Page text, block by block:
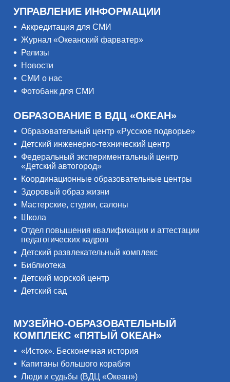
УПРАВЛЕНИЕ ИНФОРМАЦИИ
Аккредитация для СМИ
Журнал «Океанский фарватер»
Релизы
Новости
СМИ о нас
Фотобанк для СМИ
ОБРАЗОВАНИЕ В ВДЦ «ОКЕАН»
Образовательный центр «Русское подворье»
Детский инженерно-технический центр
Федеральный экспериментальный центр
«Детский автогород»
Координационные образовательные центры
Здоровый образ жизни
Мастерские, студии, салоны
Школа
Отдел повышения квалификации и аттестации
педагогических кадров
Детский развлекательный комплекс
Библиотека
Детский морской центр
Детский сад
МУЗЕЙНО-ОБРАЗОВАТЕЛЬНЫЙ
КОМПЛЕКС «ПЯТЫЙ ОКЕАН»
«Исток». Бесконечная история
Капитаны большого корабля
Люди и судьбы (ВДЦ «Океан»)